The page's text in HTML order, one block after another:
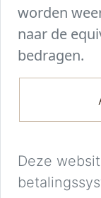
worden
naar de
bedragen.
Deze